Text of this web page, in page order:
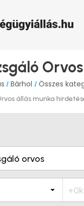
/ Bárhol / Összes
állás munka